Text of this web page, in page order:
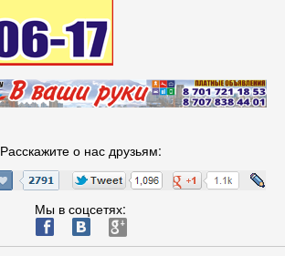
Расскажите о нас друзьям:
Мы в соцсетях:
ä æ è